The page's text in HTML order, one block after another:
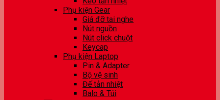
Phụ kiện Gear
Giá đỡ tai nghe
Nút nguồn
Nút click chuột
Keycap
Phụ kiện Laptop
Pin & Adapter
Bộ vệ sinh
Đế tản nhiệt
Balo & Túi